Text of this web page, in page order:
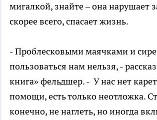
мигалкой, знайте – она нарушает
скорее всего, спасает жизнь.
- Проблесковыми маячками и
пользоваться нам нельзя, -
книга» фельдшер. - У нас нет
помощи, есть только неотложка.
конечно, не наглеть, но иногда